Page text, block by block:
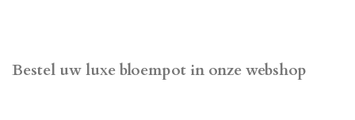
Bestel uw luxe bloempot in onze webshop